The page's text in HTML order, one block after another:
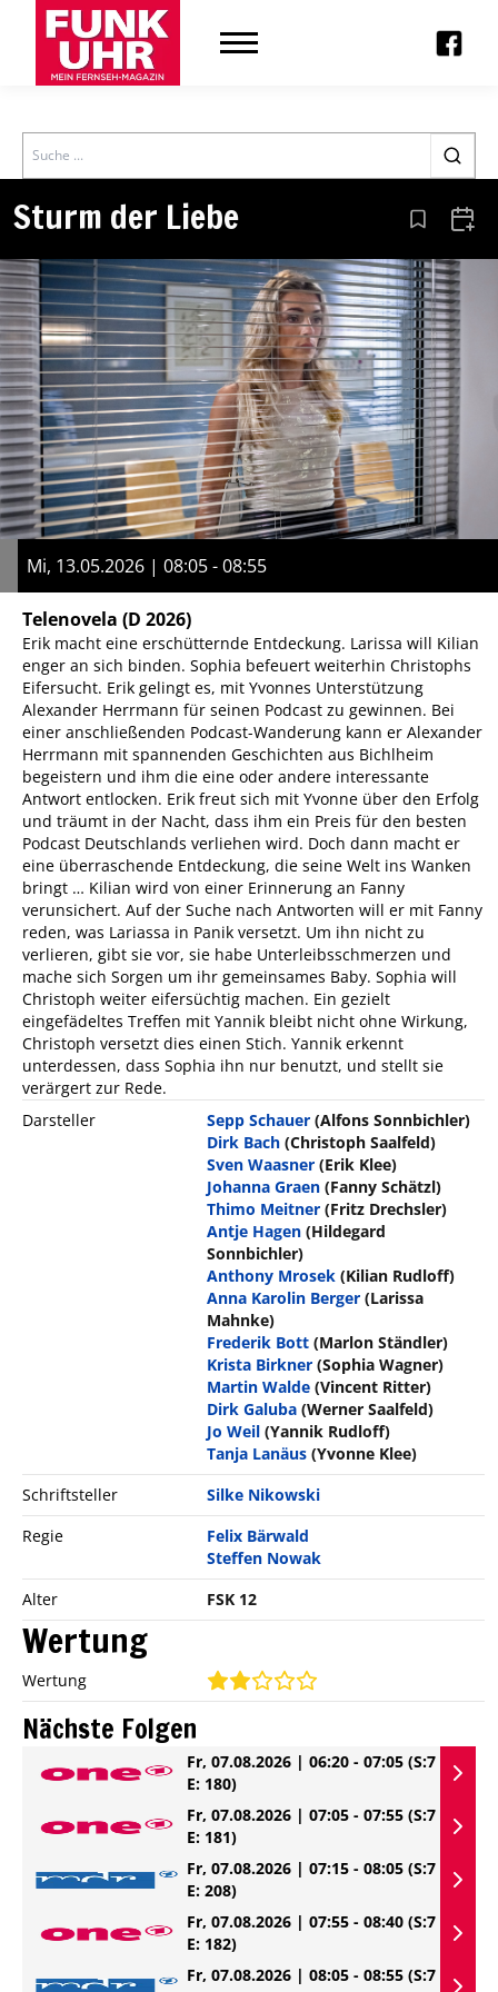
Search
Sturm der Liebe Aus den
Mi, 13.05.2026 | 08:05 - 08:55
Telenovela (D 2026)
Erik macht eine erschütternde Entdeckung. Larissa will Kilian
enger an sich binden. Sophia befeuert weiterhin Christophs
Eifersucht. Erik gelingt es, mit Yvonnes Unterstützung
Alexander Herrmann für seinen Podcast zu gewinnen. Bei
einer anschließenden Podcast-Wanderung kann er Alexander
Herrmann mit spannenden Geschichten aus Bichlheim
begeistern und ihm die eine oder andere interessante
Antwort entlocken. Erik freut sich mit Yvonne über den Erfolg
und träumt in der Nacht, dass ihm ein Preis für den besten
Podcast Deutschlands verliehen wird. Doch dann macht er
eine überraschende Entdeckung, die seine Welt ins Wanken
bringt … Kilian wird von einer Erinnerung an Fanny
verunsichert. Auf der Suche nach Antworten will er mit Fanny
reden, was Lariassa in Panik versetzt. Um ihn nicht zu
verlieren, gibt sie vor, sie habe Unterleibsschmerzen und
mache sich Sorgen um ihr gemeinsames Baby. Sophia will
Christoph weiter eifersüchtig machen. Ein gezielt
eingefädeltes Treffen mit Yannik bleibt nicht ohne Wirkung,
Christoph versetzt dies einen Stich. Yannik erkennt
unterdessen, dass Sophia ihn nur benutzt, und stellt sie
verärgert zur Rede.
Darsteller
Sepp Schauer (Alfons Sonnbichler)
Dirk Bach (Christoph Saalfeld)
Sven Waasner (Erik Klee)
Johanna Graen (Fanny Schätzl)
Thimo Meitner (Fritz Drechsler)
Antje Hagen (Hildegard
Sonnbichler)
Anthony Mrosek (Kilian Rudloff)
Anna Karolin Berger (Larissa
Mahnke)
Frederik Bott (Marlon Ständler)
Krista Birkner (Sophia Wagner)
Martin Walde (Vincent Ritter)
Dirk Galuba (Werner Saalfeld)
Jo Weil (Yannik Rudloff)
Tanja Lanäus (Yvonne Klee)
Schriftsteller
Silke Nikowski
Regie
Felix Bärwald
Steffen Nowak
Alter
FSK 12
Wertung
Wertung
Nächste Folgen
Fr, 07.08.2026 | 06:20 - 07:05 (S:7
E: 180)
Fr, 07.08.2026 | 07:05 - 07:55 (S:7
E: 181)
Fr, 07.08.2026 | 07:15 - 08:05 (S:7
E: 208)
Fr, 07.08.2026 | 07:55 - 08:40 (S:7
E: 182)
Fr, 07.08.2026 | 08:05 - 08:55 (S:7